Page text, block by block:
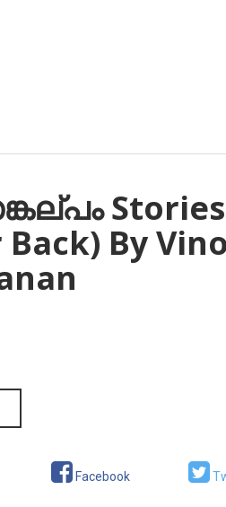
Stories
By
Facebook